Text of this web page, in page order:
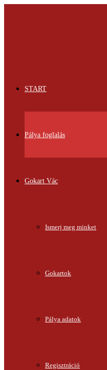
START
Pálya foglalás
Gokart Vác
Ismerj meg minket
Gokartok
Pálya adatok
Regisztráció